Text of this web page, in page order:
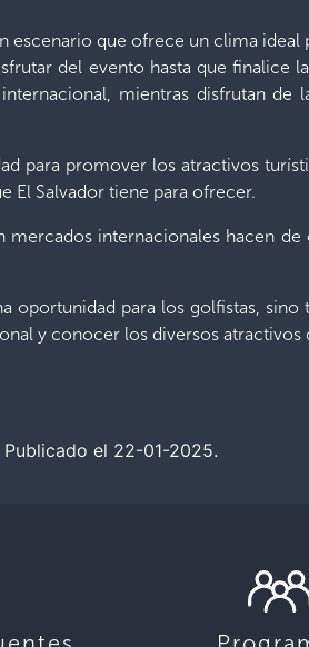
escenario que ofrece un clima
del evento hasta que finalice
mientras disfrutan
para promover los atractivos
El Salvador tiene para ofrecer.
internacionales hacen
oportunidad para los golfistas,
y conocer los diversos atractivos
Publicado el 22-01-2025.